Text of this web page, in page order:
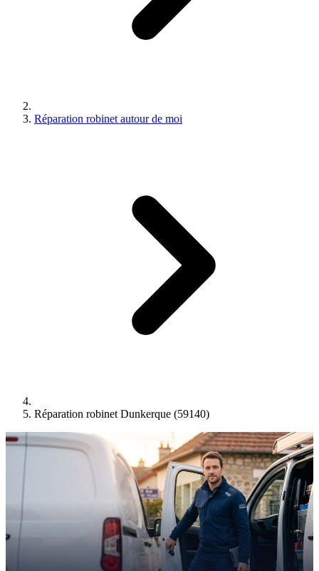
Réparation robinet autour de moi
Réparation robinet Dunkerque (59140)